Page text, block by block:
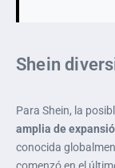
Shein
Para Shein, la
amplia de
conocida